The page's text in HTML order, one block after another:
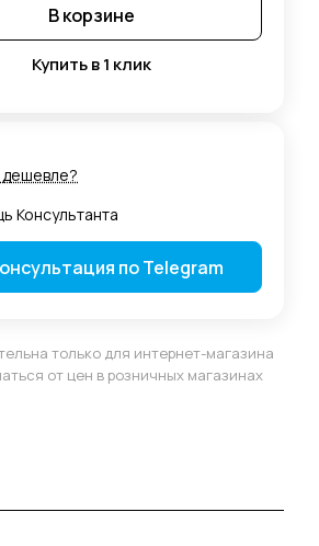
В корзине
Купить в 1 клик
Консультанта
по Telegram
только для интернет-магазина
от цен в розничных магазинах